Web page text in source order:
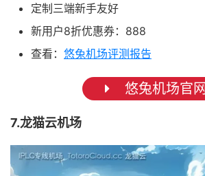
定制三端新手友好
新用户8折优惠券：888
查看： 悠兔机场评测报告
悠兔机场官网
7.龙猫云机场